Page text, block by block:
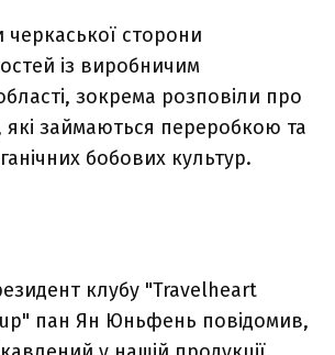
черкаської сторони
із виробничим
зокрема розповіли про
які займаються переробкою та
бобових культур.
клубу "Travelheart
пан Ян Юньфень повідомив,